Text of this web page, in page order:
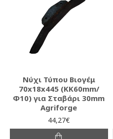
Νύχι Τύπου Βιογέμ
70x18x445 (ΚΚ60mm/
Φ10) για Σταβάρι 30mm
Agriforge
44,27€